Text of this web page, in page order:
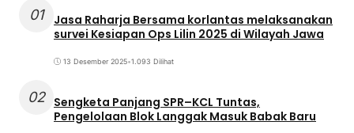
01
Jasa Raharja Bersama korlantas melaksanakan
survei Kesiapan Ops Lilin 2025 di Wilayah Jawa
13 Desember 2025•1.093 Dilihat
02 Sengketa Panjang SPR–KCL Tuntas,
Pengelolaan Blok Langgak Masuk Babak Baru